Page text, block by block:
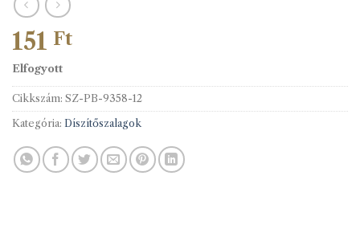
151 Ft
Elfogyott
Cikkszám: SZ-PB-9358-12
Kategória: Díszítőszalagok